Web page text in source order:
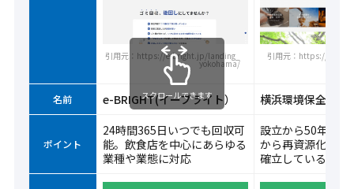
引用元：https://e-bright.jp/landing_
yokohama/
引用元：https://
名前 e-BRIGHT(イーブライト） 横浜環境保全
ポイント
24時間365日いつでも回収可
能。飲食店を中心にあらゆる
業種や業態に対応
設立から50年、廃
から再資源化まで
確立している
スクロールできます